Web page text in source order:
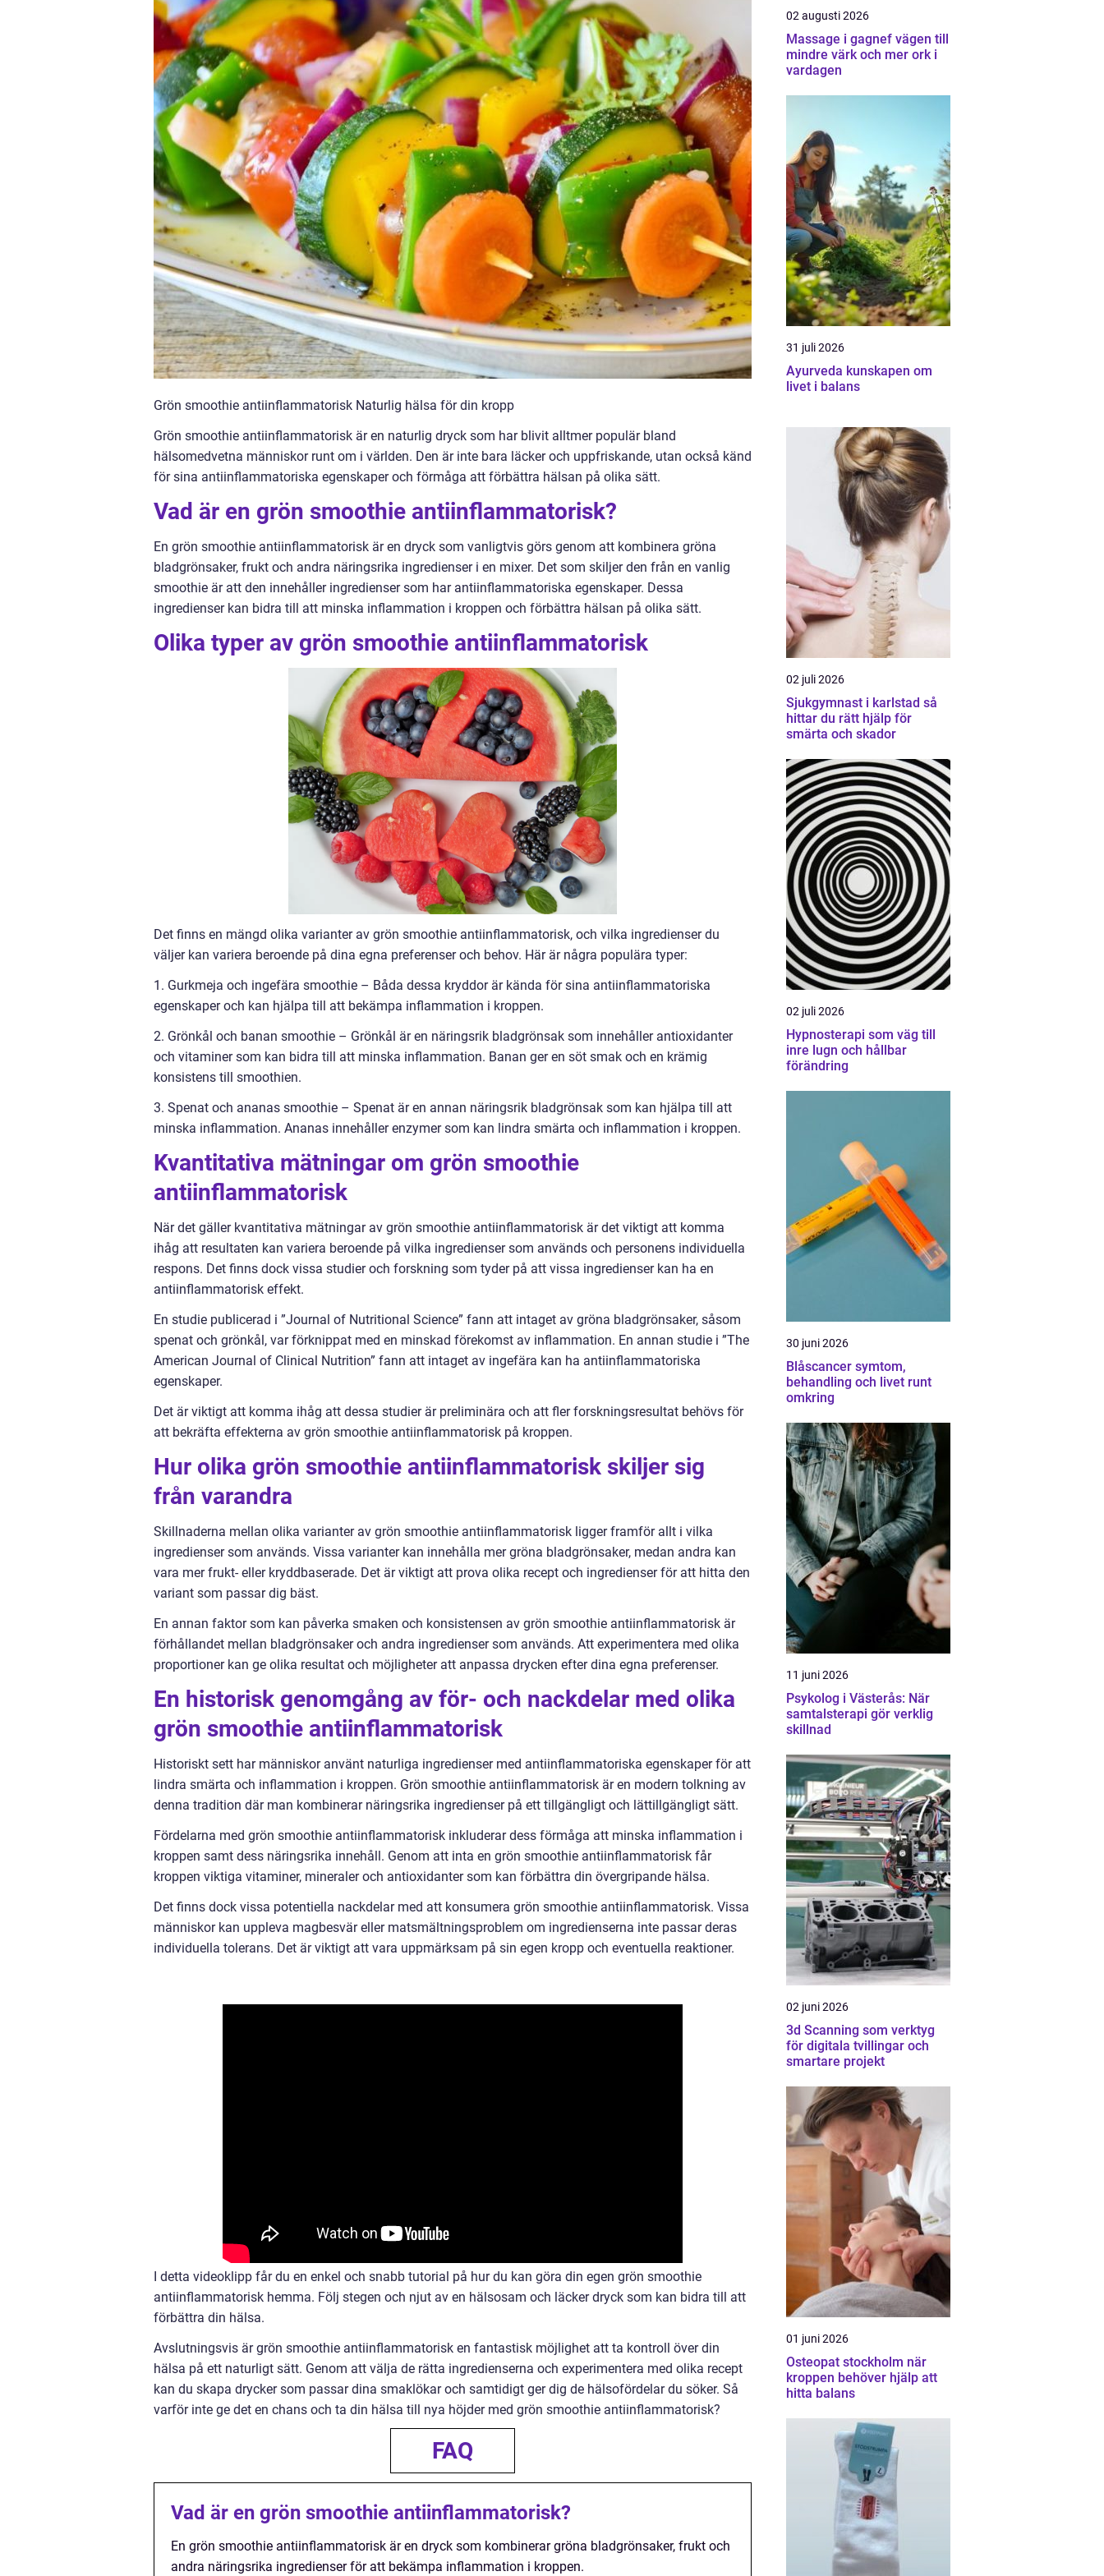
Grön smoothie antiinflammatorisk Naturlig hälsa för din kropp
Grön smoothie antiinflammatorisk är en naturlig dryck som har blivit alltmer populär bland
hälsomedvetna människor runt om i världen. Den är inte bara läcker och uppfriskande, utan också känd
för sina antiinflammatoriska egenskaper och förmåga att förbättra hälsan på olika sätt.
Vad är en grön smoothie antiinflammatorisk?
En grön smoothie antiinflammatorisk är en dryck som vanligtvis görs genom att kombinera gröna
bladgrönsaker, frukt och andra näringsrika ingredienser i en mixer. Det som skiljer den från en vanlig
smoothie är att den innehåller ingredienser som har antiinflammatoriska egenskaper. Dessa
ingredienser kan bidra till att minska inflammation i kroppen och förbättra hälsan på olika sätt.
Olika typer av grön smoothie antiinflammatorisk
Det finns en mängd olika varianter av grön smoothie antiinflammatorisk, och vilka ingredienser du
väljer kan variera beroende på dina egna preferenser och behov. Här är några populära typer:
1. Gurkmeja och ingefära smoothie – Båda dessa kryddor är kända för sina antiinflammatoriska
egenskaper och kan hjälpa till att bekämpa inflammation i kroppen.
2. Grönkål och banan smoothie – Grönkål är en näringsrik bladgrönsak som innehåller antioxidanter
och vitaminer som kan bidra till att minska inflammation. Banan ger en söt smak och en krämig
konsistens till smoothien.
3. Spenat och ananas smoothie – Spenat är en annan näringsrik bladgrönsak som kan hjälpa till att
minska inflammation. Ananas innehåller enzymer som kan lindra smärta och inflammation i kroppen.
Kvantitativa mätningar om grön smoothie
antiinflammatorisk
När det gäller kvantitativa mätningar av grön smoothie antiinflammatorisk är det viktigt att komma
ihåg att resultaten kan variera beroende på vilka ingredienser som används och personens individuella
respons. Det finns dock vissa studier och forskning som tyder på att vissa ingredienser kan ha en
antiinflammatorisk effekt.
En studie publicerad i ”Journal of Nutritional Science” fann att intaget av gröna bladgrönsaker, såsom
spenat och grönkål, var förknippat med en minskad förekomst av inflammation. En annan studie i ”The
American Journal of Clinical Nutrition” fann att intaget av ingefära kan ha antiinflammatoriska
egenskaper.
Det är viktigt att komma ihåg att dessa studier är preliminära och att fler forskningsresultat behövs för
att bekräfta effekterna av grön smoothie antiinflammatorisk på kroppen.
Hur olika grön smoothie antiinflammatorisk skiljer sig
från varandra
Skillnaderna mellan olika varianter av grön smoothie antiinflammatorisk ligger framför allt i vilka
ingredienser som används. Vissa varianter kan innehålla mer gröna bladgrönsaker, medan andra kan
vara mer frukt- eller kryddbaserade. Det är viktigt att prova olika recept och ingredienser för att hitta den
variant som passar dig bäst.
En annan faktor som kan påverka smaken och konsistensen av grön smoothie antiinflammatorisk är
förhållandet mellan bladgrönsaker och andra ingredienser som används. Att experimentera med olika
proportioner kan ge olika resultat och möjligheter att anpassa drycken efter dina egna preferenser.
En historisk genomgång av för- och nackdelar med olika
grön smoothie antiinflammatorisk
Historiskt sett har människor använt naturliga ingredienser med antiinflammatoriska egenskaper för att
lindra smärta och inflammation i kroppen. Grön smoothie antiinflammatorisk är en modern tolkning av
denna tradition där man kombinerar näringsrika ingredienser på ett tillgängligt och lättillgängligt sätt.
Fördelarna med grön smoothie antiinflammatorisk inkluderar dess förmåga att minska inflammation i
kroppen samt dess näringsrika innehåll. Genom att inta en grön smoothie antiinflammatorisk får
kroppen viktiga vitaminer, mineraler och antioxidanter som kan förbättra din övergripande hälsa.
Det finns dock vissa potentiella nackdelar med att konsumera grön smoothie antiinflammatorisk. Vissa
människor kan uppleva magbesvär eller matsmältningsproblem om ingredienserna inte passar deras
individuella tolerans. Det är viktigt att vara uppmärksam på sin egen kropp och eventuella reaktioner.
I detta videoklipp får du en enkel och snabb tutorial på hur du kan göra din egen grön smoothie
antiinflammatorisk hemma. Följ stegen och njut av en hälsosam och läcker dryck som kan bidra till att
förbättra din hälsa.
Avslutningsvis är grön smoothie antiinflammatorisk en fantastisk möjlighet att ta kontroll över din
hälsa på ett naturligt sätt. Genom att välja de rätta ingredienserna och experimentera med olika recept
kan du skapa drycker som passar dina smaklökar och samtidigt ger dig de hälsofördelar du söker. Så
varför inte ge det en chans och ta din hälsa till nya höjder med grön smoothie antiinflammatorisk?
FAQ
Vad är en grön smoothie antiinflammatorisk?
En grön smoothie antiinflammatorisk är en dryck som kombinerar gröna bladgrönsaker, frukt och
andra näringsrika ingredienser för att bekämpa inflammation i kroppen.
02 augusti 2026
Massage i gagnef vägen till
mindre värk och mer ork i
vardagen
31 juli 2026
Ayurveda kunskapen om
livet i balans
02 juli 2026
Sjukgymnast i karlstad så
hittar du rätt hjälp för
smärta och skador
02 juli 2026
Hypnosterapi som väg till
inre lugn och hållbar
förändring
30 juni 2026
Blåscancer symtom,
behandling och livet runt
omkring
11 juni 2026
Psykolog i Västerås: När
samtalsterapi gör verklig
skillnad
02 juni 2026
3d Scanning som verktyg
för digitala tvillingar och
smartare projekt
01 juni 2026
Osteopat stockholm när
kroppen behöver hjälp att
hitta balans